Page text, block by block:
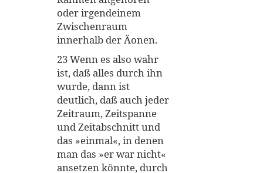
oder irgendeinem
Zwischenraum
innerhalb der Äonen.
23 Wenn es also wahr
ist, daß alles durch ihn
wurde, dann ist
deutlich, daß auch jeder
Zeitraum, Zeitspanne
und Zeitabschnitt und
das »einmal«, in denen
man das »er war nicht«
ansetzen könnte, durch